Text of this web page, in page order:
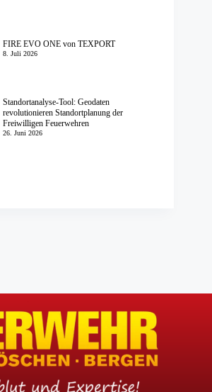
FIRE EVO ONE von TEXPORT
8. Juli 2026
Standortanalyse-Tool: Geodaten
revolutionieren Standortplanung der
Freiwilligen Feuerwehren
26. Juni 2026